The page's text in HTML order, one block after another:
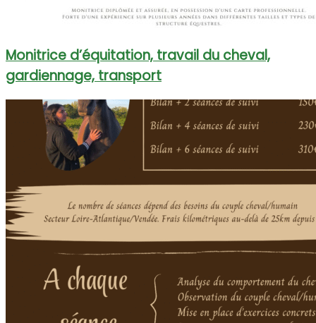
Monitrice d’équitation, travail du cheval,
gardiennage, transport